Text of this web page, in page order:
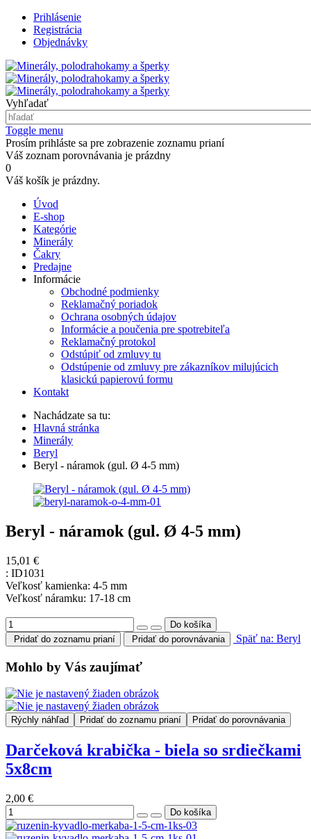
Prihlásenie
Registrácia
Objednávky
Vyhľadať
Toggle menu
Prosím prihláste sa pre zobrazenie zoznamu prianí
Váš zoznam porovnávania je prázdny
0
Váš košík je prázdny.
Úvod
E-shop
Kategórie
Minerály
Čakry
Predajne
Informácie
Obchodné podmienky
Reklamačný poriadok
Ochrana osobných údajov
Informácie a poučenia pre spotrebiteľa
Reklamačný protokol
Odstúpiť od zmluvy tu
Odstúpenie od zmluvy pre zákazníkov milujúcich
klasickú papierovú formu
Kontakt
Nachádzate sa tu:
Hlavná stránka
Minerály
Beryl
Beryl - náramok (gul. Ø 4-5 mm)
Beryl - náramok (gul. Ø 4-5 mm)
15,01 €
: ID1031
Veľkosť kamienka: 4-5 mm
Veľkosť náramku: 17-18 cm
Pridať do zoznamu prianí Pridať do porovnávania Späť na: Beryl
Mohlo by Vás zaujímať
Rýchly náhľad Pridať do zoznamu prianí Pridať do porovnávania
Darčeková krabička - biela so srdiečkami
5x8cm
2,00 €